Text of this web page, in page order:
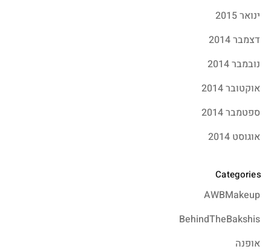
ינואר 2015
דצמבר 2014
נובמבר 2014
אוקטובר 2014
ספטמבר 2014
אוגוסט 2014
Categories
AWBMakeup
BehindTheBakshis
אופנה